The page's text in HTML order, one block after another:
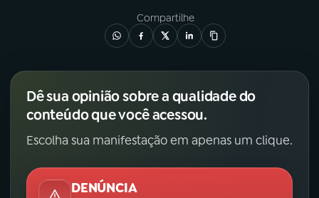
Compartilhe
Dê sua opinião sobre a qualidade do
conteúdo que você acessou.
Escolha sua manifestação em apenas um clique.
DENÚNCIA